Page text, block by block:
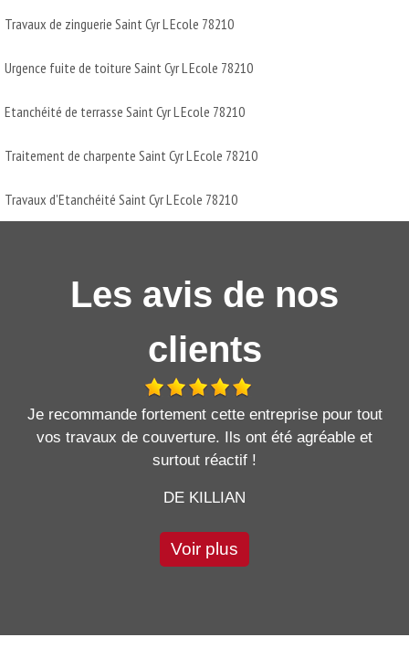
Travaux de zinguerie Saint Cyr L Ecole 78210
Urgence fuite de toiture Saint Cyr L Ecole 78210
Etanchéité de terrasse Saint Cyr L Ecole 78210
Traitement de charpente Saint Cyr L Ecole 78210
Travaux d'Etanchéité Saint Cyr L Ecole 78210
Les avis de nos
clients
Je recommande fortement cette entreprise pour tout
vos travaux de couverture. Ils ont été agréable et
surtout réactif !
DE KILLIAN
Voir plus